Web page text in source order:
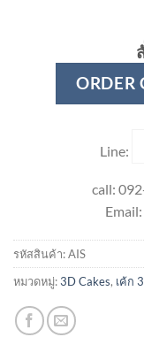
ORDER
Line:
call:
Email:
รหัสสินค้า:AIS
หมวดหมู่:3D Cakes, เค้ก